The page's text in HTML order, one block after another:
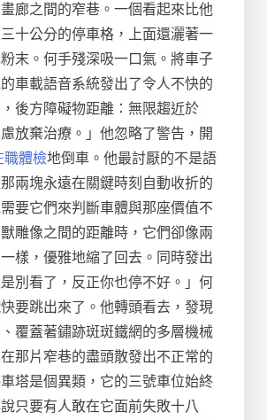
廊之間的窄巷。一個看起來比他
十公分的停車格，上面還灑著一
末。何手殘深吸一口氣。將車子
車載語音系統發出了令人不快的
後方障礙物距離：無限趨近於
放棄治療。」他忽略了警告，開
職體檢地倒車。他最討厭的不是語
兩塊永遠在關鍵時刻自動收折的
要它們來判斷車體與那座價值不
雕像之間的距離時，它們卻像兩
樣，優雅地縮了回去。同時發出
別看了，反正你也停不好。」何
要跳出來了。他轉頭看去，發現
覆蓋著鏽跡斑斑鐵網的多層機械
那片窄巷的盡頭散發出不正常的
塔是個異類，它的三號車位始終
只要有人敢在它面前失敗十八